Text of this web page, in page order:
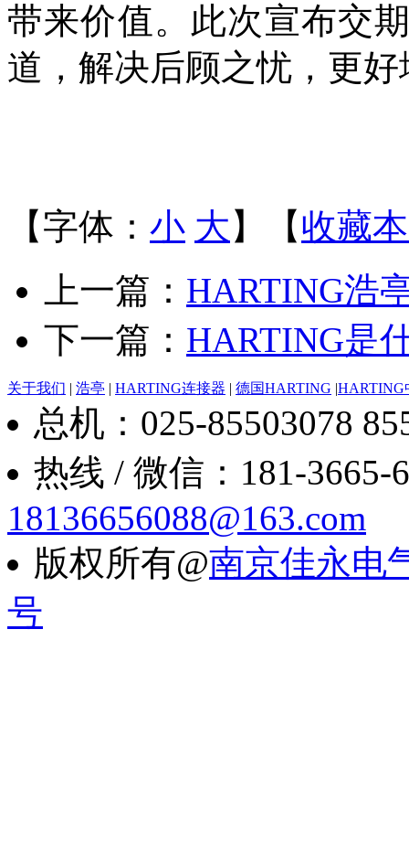
带来价值。此次宣布交
道，解决后顾之忧，更
【字体： 小 大 】【收藏
上一篇： HARTING浩
下一篇： HARTING是
关于我们 | 浩亭 | HARTING连接器 | 德国HARTING |HARTING
总机：025-85503078
热线 / 微信：181-3665-
18136656088@163.com
版权所有@南京佳永电
号